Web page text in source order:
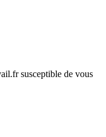
susceptible de vous